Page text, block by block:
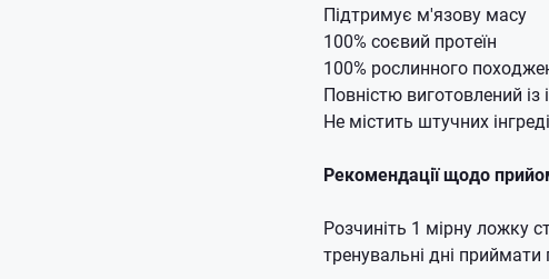
Підтримує м'язову масу
100% соєвий протеїн
100% рослинного
Повністю виготовлений із
Не містить штучних
Рекомендації щодо
Розчиніть 1 мірну ложку
тренувальні дні приймати